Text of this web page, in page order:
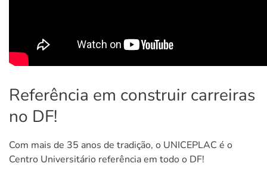
Referência em construir carreiras
no DF!
Com mais de 35 anos de tradição, o UNICEPLAC é o
Centro Universitário referência em todo o DF!